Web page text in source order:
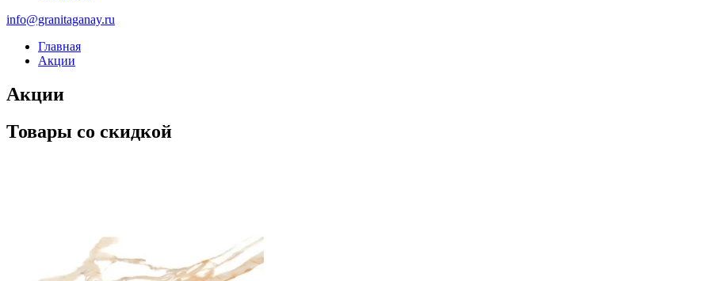
info@granitaganay.ru
Главная
Акции
Акции
Товары со скидкой